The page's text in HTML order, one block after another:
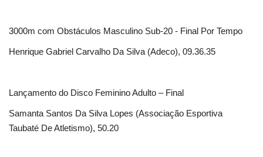
3000m com Obstáculos Masculino Sub-20 - Final Por Tempo
Henrique Gabriel Carvalho Da Silva (Adeco), 09.36.35
Lançamento do Disco Feminino Adulto – Final
Samanta Santos Da Silva Lopes (Associação Esportiva
Taubaté De Atletismo), 50.20